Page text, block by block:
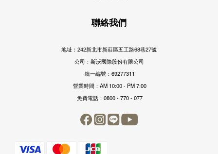
聯絡我們
地址：242新北市新莊區五工路68巷27號
公司：斯沃國際股份有限公司
統一編號：69277311
營業時間：AM 10:00 - PM 7:00
免費電話：0800 - 770 - 077